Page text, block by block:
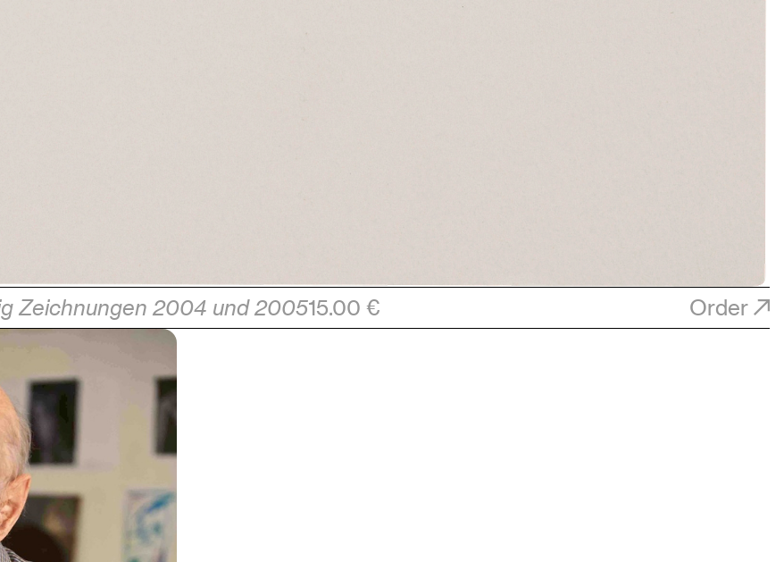
Zeichnungen 2004 und 200515.00 € Order